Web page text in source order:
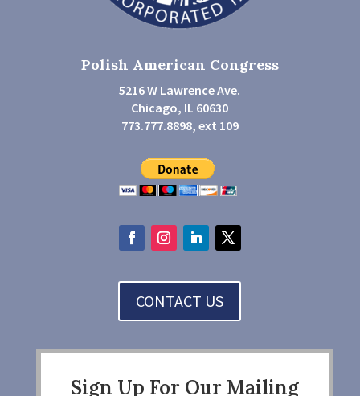
Polish American Congress
5216 W Lawrence Ave.
Chicago, IL 60630
773.777.8898, ext 109
CONTACT US
Sign Up For Our Mailing